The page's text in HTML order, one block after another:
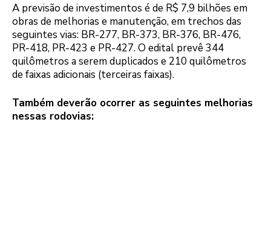
A previsão de investimentos é de R$ 7,9 bilhões em
obras de melhorias e manutenção, em trechos das
seguintes vias: BR-277, BR-373, BR-376, BR-476,
PR-418, PR-423 e PR-427. O edital prevê 344
quilômetros a serem duplicados e 210 quilômetros
de faixas adicionais (terceiras faixas).
Também deverão ocorrer as seguintes melhorias
nessas rodovias: